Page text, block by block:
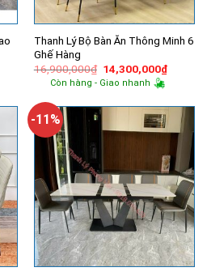
Thanh Lý Bộ Bàn Ăn Thông Minh 6
Ghế Hàng
16,900,000₫ Giá
gốc
là:
14,300,000₫Giá
hiện
Còn hàng - Giao nhanh
-11%